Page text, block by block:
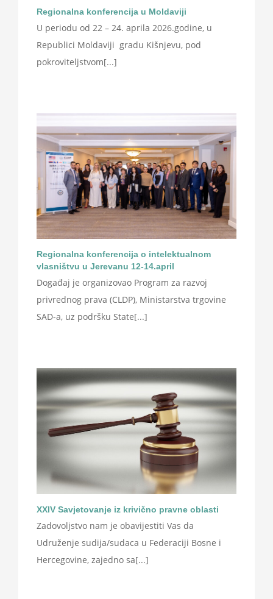
Regionalna konferencija u Moldaviji
U periodu od 22 – 24. aprila 2026.godine, u
Republici Moldaviji gradu Kišnjevu, pod
pokroviteljstvom[...]
Regionalna konferencija o intelektualnom
vlasništvu u Jerevanu 12-14.april
Događaj je organizovao Program za razvoj
privrednog prava (CLDP), Ministarstva trgovine
SAD-a, uz podršku State[...]
XXIV Savjetovanje iz krivično pravne oblasti
Zadovoljstvo nam je obavijestiti Vas da
Udruženje sudija/sudaca u Federaciji Bosne i
Hercegovine, zajedno sa[...]